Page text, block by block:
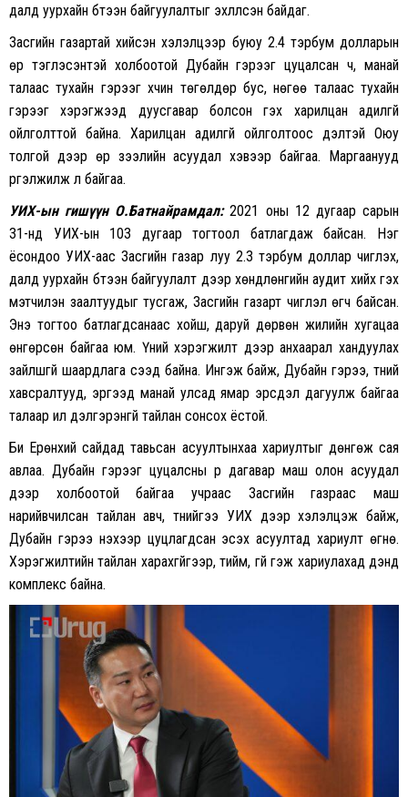
далд уурхайн бүтээн байгуулалтыг эхлүүлсэн байдаг.
Засгийн газартай хийсэн хэлэлцээр буюу 2.4 тэрбум долларын
өр тэглэсэнтэй холбоотой Дубайн гэрээг цуцалсан ч, манай
талаас тухайн гэрээг хүчин төгөлдөр бус, нөгөө талаас тухайн
гэрээг хэрэгжээд дуусгавар болсон гэх харилцан адилгүй
ойлголттой байна. Харилцан адилгүй ойлголтоос үүдэлтэй Оюу
толгой дээр өр зээлийн асуудал хэвээр байгаа. Маргаанууд
үргэлжилж л байгаа.
УИХ-ын гишүүн О.Батнайрамдал:2021 оны 12 дугаар сарын
31-нд УИХ-ын 103 дугаар тогтоол батлагдаж байсан. Нэг
ёсондоо УИХ-аас Засгийн газар луу 2.3 тэрбум доллар чиглэх,
далд уурхайн бүтээн байгуулалт дээр хөндлөнгийн аудит хийх гэх
мэтчилэн заалтуудыг тусгаж, Засгийн газарт чиглэл өгч байсан.
Энэ тогтоо батлагдсанаас хойш, даруй дөрвөн жилийн хугацаа
өнгөрсөн байгаа юм. Үүний хэрэгжилт дээр анхаарал хандуулах
зайлшгүй шаардлага үүсээд байна. Ингэж байж, Дубайн гэрээ, түүний
хавсралтууд, эргээд манай улсад ямар эрсдэл дагуулж байгаа
талаар илүү дэлгэрэнгүй тайлан сонсох ёстой.
Би Ерөнхий сайдад тавьсан асуултынхаа хариултыг дөнгөж сая
авлаа. Дубайн гэрээг цуцалсны үр дагавар маш олон асуудал
дээр холбоотой байгаа учраас Засгийн газраас маш
нарийвчилсан тайлан авч, түүнийгээ УИХ дээр хэлэлцэж байж,
Дубайн гэрээ үнэхээр цуцлагдсан эсэх асуултад хариулт өгнө.
Хэрэгжилтийн тайлан харахгүйгээр, тийм, үгүй гэж хариулахад дэндүү
комплекс байна.